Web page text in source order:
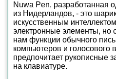
Nuwa Pen, разработанная
из Нидерландов, - это
искусственным
электронные элементы, но
нам функции обычного
компьютеров и голосового
предпочитает рукописные
на клавиатуре.